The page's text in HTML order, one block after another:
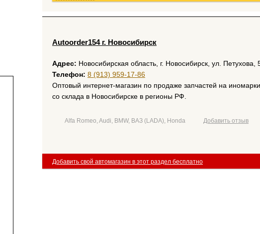
Autoorder154 г. Новосибирск
Адрес: Новосибирская область, г. Новосибирск, ул. Петухова,
Телефон: 8 (913) 959-17-86
Оптовый интернет-магазин по продаже запчастей на
со склада в Новосибирске в регионы РФ.
Alfa Romeo, Audi, BMW, ВАЗ (LADA), Honda Добавить отзыв
Добавить свой автомагазин в этот раздел бесплатно